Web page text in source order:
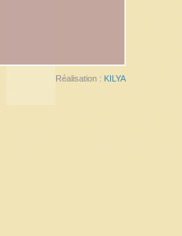
Réalisation : KILYA